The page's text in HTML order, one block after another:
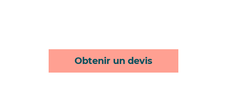
Obtenir un devis